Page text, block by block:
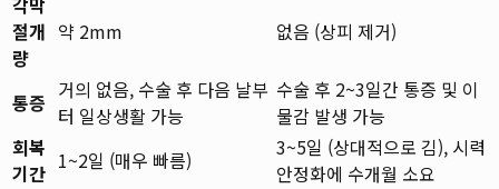
절개
량
약 2mm 없음 (상피 제거)
통증 거의 없음, 수술 후 다음 날부
터 일상생활 가능
수술 후 2~3일간 통증 및 이
물감 발생 가능
회복
기간 1~2일 (매우 빠름)
3~5일 (상대적으로 김), 시력
안정화에 수개월 소요